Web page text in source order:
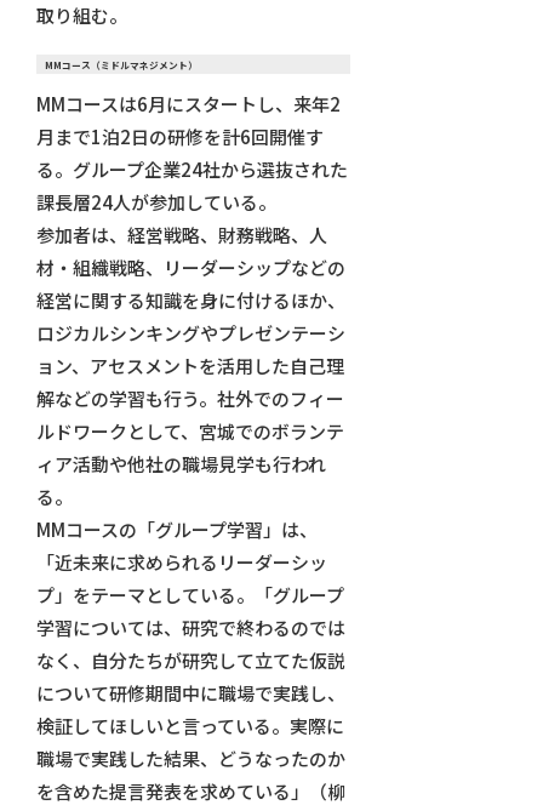
取り組む。
MMコース（ミドルマネジメント）
MMコースは6月にスタートし、来年2
月まで1泊2日の研修を計6回開催す
る。グループ企業24社から選抜された
課長層24人が参加している。
参加者は、経営戦略、財務戦略、人
材・組織戦略、リーダーシップなどの
経営に関する知識を身に付けるほか、
ロジカルシンキングやプレゼンテーシ
ョン、アセスメントを活用した自己理
解などの学習も行う。社外でのフィー
ルドワークとして、宮城でのボランテ
ィア活動や他社の職場見学も行われ
る。
MMコースの「グループ学習」は、
「近未来に求められるリーダーシッ
プ」をテーマとしている。「グループ
学習については、研究で終わるのでは
なく、自分たちが研究して立てた仮説
について研修期間中に職場で実践し、
検証してほしいと言っている。実際に
職場で実践した結果、どうなったのか
を含めた提言発表を求めている」（柳